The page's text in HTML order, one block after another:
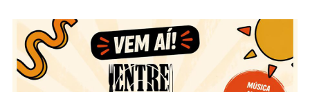
Barueri
Neste
Sábado
(30)